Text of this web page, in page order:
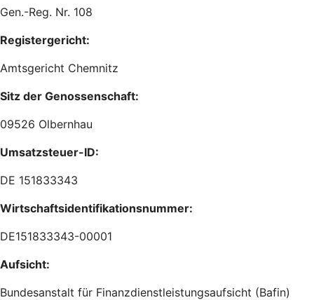
Gen.-Reg. Nr. 108
Registergericht:
Amtsgericht Chemnitz
Sitz der Genossenschaft:
09526 Olbernhau
Umsatzsteuer-ID:
DE 151833343
Wirtschaftsidentifikationsnummer:
DE151833343-00001
Aufsicht:
Bundesanstalt für Finanzdienstleistungsaufsicht (Bafin)